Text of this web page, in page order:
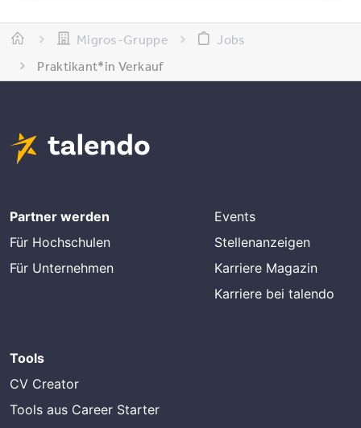
Migros-Gruppe
Jobs
Praktikant*​in Verkauf
Partner werden
Für Hochschulen
Für Unternehmen
Events
Stellenanzeigen
Karriere Magazin
Karriere bei talendo
Tools
CV Creator
Tools aus Career Starter